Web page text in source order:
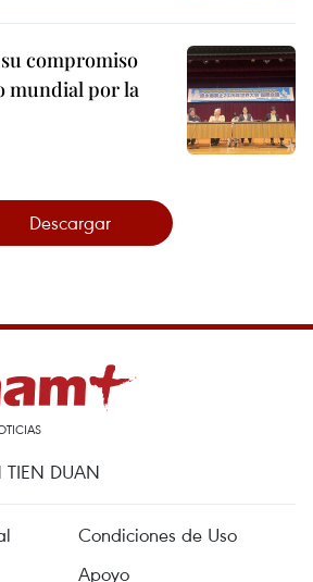
compromiso
mundial por la
Descargar
TIEN DUAN
Condiciones de Uso
Apoyo